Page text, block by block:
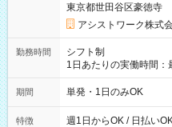
東京都世田谷区豪徳寺
アシストワーク株式
勤務時間
シフト制
1日あたりの実働時間
勤務 勤務：月・水・金 休み：火
可能です！ ※1日あたりの最大実働時間は日勤、夜勤共に勤務し
期間 単発・1日のみOK
特徴
週1日からOK / 日払い